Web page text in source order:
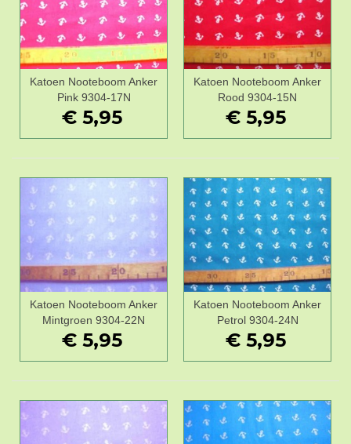
Katoen Nooteboom Anker
Pink 9304-17N
€ 5,95
Katoen Nooteboom Anker
Rood 9304-15N
€ 5,95
Katoen Nooteboom Anker
Mintgroen 9304-22N
€ 5,95
Katoen Nooteboom Anker
Petrol 9304-24N
€ 5,95